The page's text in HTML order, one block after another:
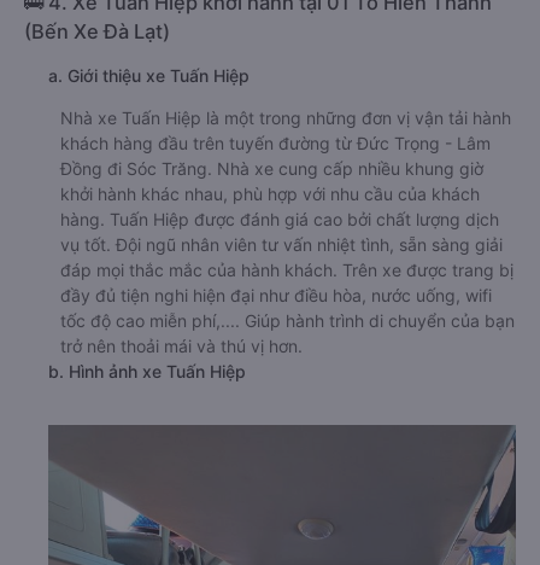
(Bến Xe Đà Lạt)
a. Giới thiệu xe Tuấn Hiệp
Nhà xe Tuấn Hiệp là một trong những đơn vị vận tải hành
khách hàng đầu trên tuyến đường từ Đức Trọng - Lâm
Đồng đi Sóc Trăng. Nhà xe cung cấp nhiều khung giờ
khởi hành khác nhau, phù hợp với nhu cầu của khách
hàng. Tuấn Hiệp được đánh giá cao bởi chất lượng dịch
vụ tốt. Đội ngũ nhân viên tư vấn nhiệt tình, sẵn sàng giải
đáp mọi thắc mắc của hành khách. Trên xe được trang bị
đầy đủ tiện nghi hiện đại như điều hòa, nước uống, wifi
tốc độ cao miễn phí,.... Giúp hành trình di chuyển của bạn
trở nên thoải mái và thú vị hơn.
b. Hình ảnh xe Tuấn Hiệp